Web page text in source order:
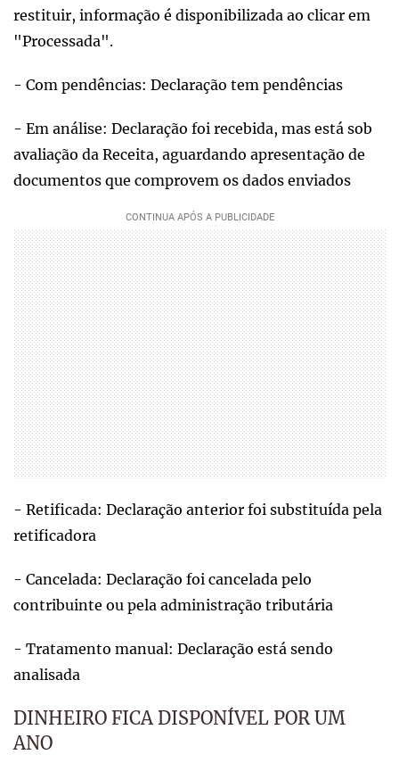
restituir, informação é disponibilizada ao clicar em
"Processada".
- Com pendências: Declaração tem pendências
- Em análise: Declaração foi recebida, mas está sob
avaliação da Receita, aguardando apresentação de
documentos que comprovem os dados enviados
- Retificada: Declaração anterior foi substituída pela
retificadora
- Cancelada: Declaração foi cancelada pelo
contribuinte ou pela administração tributária
- Tratamento manual: Declaração está sendo
analisada
DINHEIRO FICA DISPONÍVEL POR UM
ANO